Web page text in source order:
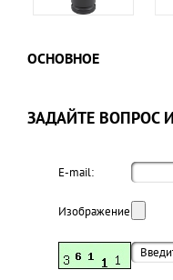
ОСНОВНОЕ
ЗАДАЙТЕ ВОПРОС
E-mail:
Изображение: